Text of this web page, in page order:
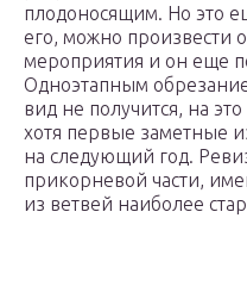
плодоносящим. Но это
его, можно произвести
мероприятия и он еще
Одноэтапным
вид не получится, на
хотя первые заметные
на следующий год.
прикорневой части,
из ветвей наиболее